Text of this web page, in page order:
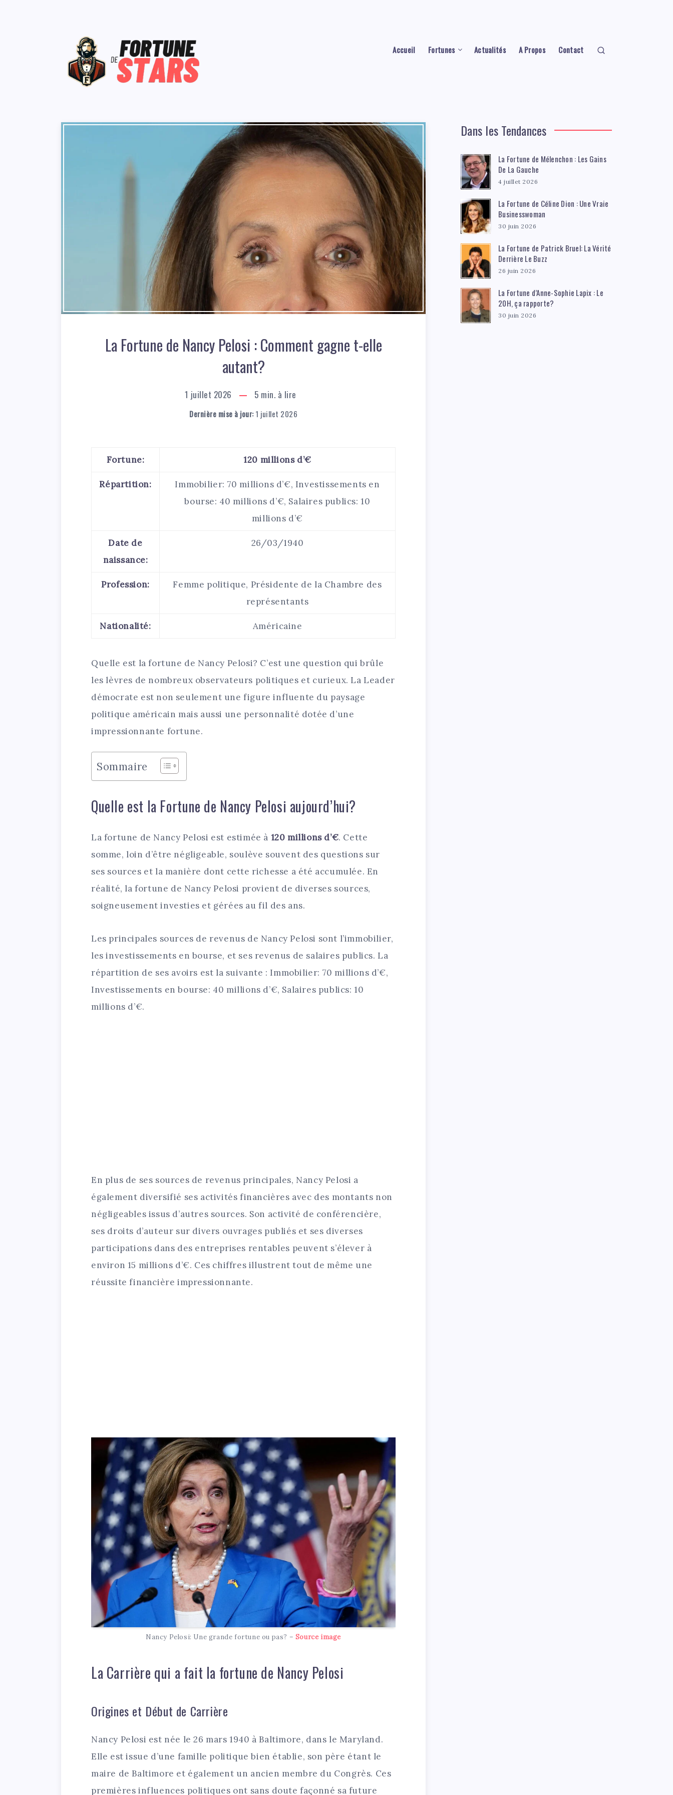
Accueil Fortunes Actualités A Propos Contact
La Fortune de Nancy Pelosi : Comment gagne t-elle
autant?
1 juillet 2026 5 min. à lire
Dernière mise à jour:1 juillet 2026
Fortune: 120 millions d’€
Répartition:
Immobilier: 70 millions d’€, Investissements en
bourse: 40 millions d’€, Salaires publics: 10
millions d’€
Date de
naissance:
26/03/1940
Profession:
Femme politique, Présidente de la Chambre des
représentants
Nationalité: Américaine
Quelle est la fortune de Nancy Pelosi? C’est une question qui brûle
les lèvres de nombreux observateurs politiques et curieux. La Leader
démocrate est non seulement une figure influente du paysage
politique américain mais aussi une personnalité dotée d’une
impressionnante fortune.
Sommaire
Quelle est la Fortune de Nancy Pelosi aujourd’hui?
La fortune de Nancy Pelosi est estimée à 120 millions d’€. Cette
somme, loin d’être négligeable, soulève souvent des questions sur
ses sources et la manière dont cette richesse a été accumulée. En
réalité, la fortune de Nancy Pelosi provient de diverses sources,
soigneusement investies et gérées au fil des ans.
Les principales sources de revenus de Nancy Pelosi sont l’immobilier,
les investissements en bourse, et ses revenus de salaires publics. La
répartition de ses avoirs est la suivante : Immobilier: 70 millions d’€,
Investissements en bourse: 40 millions d’€, Salaires publics: 10
millions d’€.
En plus de ses sources de revenus principales, Nancy Pelosi a
également diversifié ses activités financières avec des montants non
négligeables issus d’autres sources. Son activité de conférencière,
ses droits d’auteur sur divers ouvrages publiés et ses diverses
participations dans des entreprises rentables peuvent s’élever à
environ 15 millions d’€. Ces chiffres illustrent tout de même une
réussite financière impressionnante.
Nancy Pelosi: Une grande fortune ou pas? – Source image
La Carrière qui a fait la fortune de Nancy Pelosi
Origines et Début de Carrière
Nancy Pelosi est née le 26 mars 1940 à Baltimore, dans le Maryland.
Elle est issue d’une famille politique bien établie, son père étant le
maire de Baltimore et également un ancien membre du Congrès. Ces
premières influences politiques ont sans doute façonné sa future
Dans les Tendances
La Fortune de Mélenchon : Les Gains
De La Gauche
4 juillet 2026
La Fortune de Céline Dion : Une Vraie
Businesswoman
30 juin 2026
La Fortune de Patrick Bruel: La Vérité
Derrière Le Buzz
26 juin 2026
La Fortune d’Anne-Sophie Lapix : Le
20H, ça rapporte?
30 juin 2026